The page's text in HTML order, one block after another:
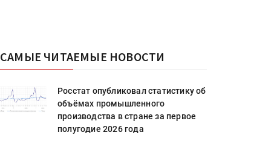
САМЫЕ ЧИТАЕМЫЕ НОВОСТИ
Росстат опубликовал статистику об
объёмах промышленного
производства в стране за первое
полугодие 2026 года